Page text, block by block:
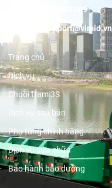
19001089
support@vimid.vn
Trang chủ
Dịch vụ
Chuỗi trạm 3S
Dịch vụ sau bán
Phụ tùng chính hãng
Dịch vụ sửa chữa
Bảo hành bảo dưỡng